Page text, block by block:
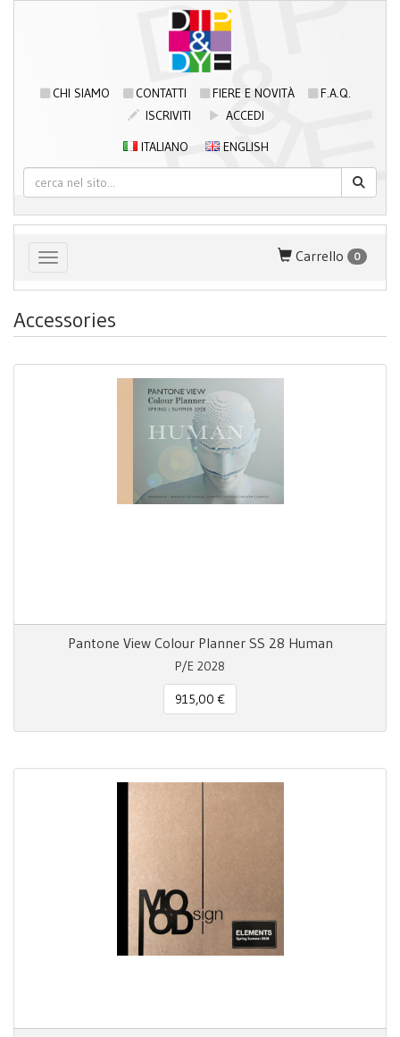
CHI SIAMO CONTATTI FIERE E NOVITÀ
F.A.Q.
ISCRIVITI
ACCEDI
ITALIANO
ENGLISH
Toggle navigation Carrello 0
Accessories
Pantone View Colour Planner SS 28 Human
P/E 2028
915,00 €